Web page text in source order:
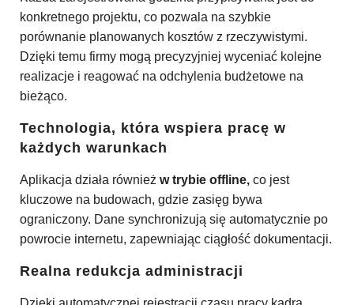
konkretnego projektu, co pozwala na szybkie
porównanie planowanych kosztów z rzeczywistymi.
Dzięki temu firmy mogą precyzyjniej wyceniać kolejne
realizacje i reagować na odchylenia budżetowe na
bieżąco.
Technologia, która wspiera pracę w
każdych warunkach
Aplikacja działa również w trybie offline, co jest
kluczowe na budowach, gdzie zasięg bywa
ograniczony. Dane synchronizują się automatycznie po
powrocie internetu, zapewniając ciągłość dokumentacji.
Realna redukcja administracji